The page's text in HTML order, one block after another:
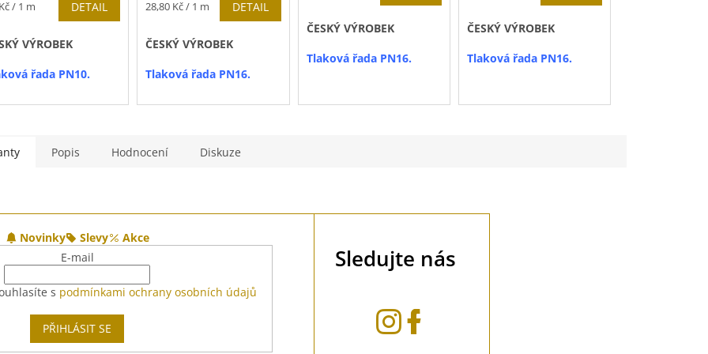
/ 1 m DETAIL
VÝROBEK
řada PN10.
pouze po celých
balení100m
Měrná
28,80 Kč / 1 m DETAIL
ČESKÝ VÝROBEK
Tlaková řada PN16.
Prodej po celých
Průměr balení100 m
ČESKÝ VÝROBEK
Tlaková řada PN16.
baleních.
ČESKÝ VÝROBEK
Tlaková řada PN16.
baleních.
Popis Hodnocení Diskuze
Novinky Slevy
Akce
E-mail
s podmínkami ochrany osobních údajů
PŘIHLÁSIT SE
Sledujte nás